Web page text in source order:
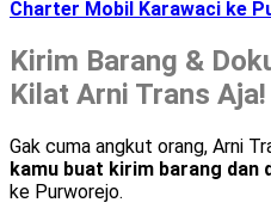
Charter Mobil Karawaci ke
Kirim Barang &
Kilat Arni Trans Aja!
Gak cuma angkut orang, Arni
kamu buat kirim barang dan
ke Purworejo.